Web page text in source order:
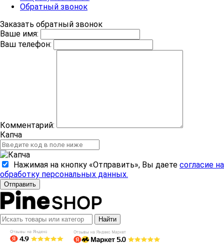
Обратный звонок
Заказать обратный звонок
Ваше имя:
Ваш телефон:
Комментарий:
Капча
Нажимая на кнопку «Отправить», Вы даете согласие на
обработку персональных данных.
Отправить
Найти